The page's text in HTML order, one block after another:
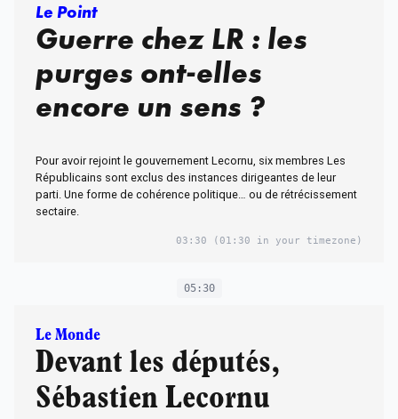
Le Point
Guerre chez LR : les
purges ont-elles
encore un sens ?
Pour avoir rejoint le gouvernement Lecornu, six membres Les
Républicains sont exclus des instances dirigeantes de leur
parti. Une forme de cohérence politique… ou de rétrécissement
sectaire.
03:30 (01:30 in your timezone)
05:30
Le Monde
Devant les députés,
Sébastien Lecornu